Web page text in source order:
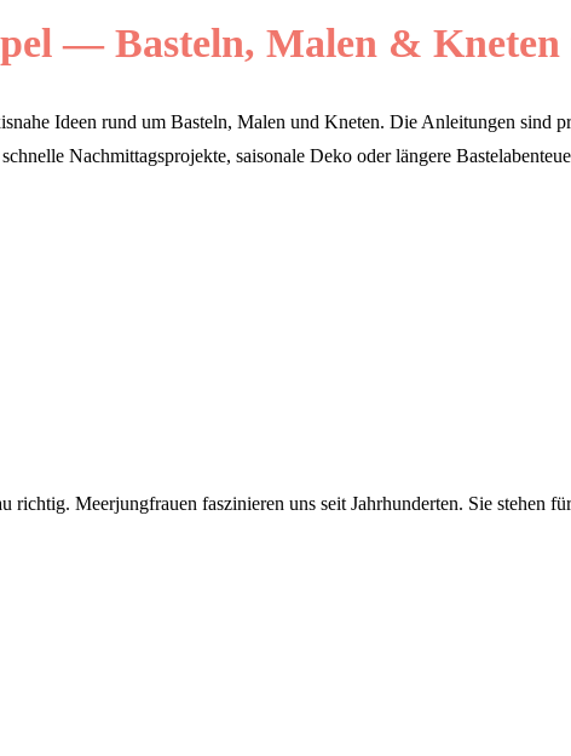
— Basteln, Malen & Kneten
Ideen rund um Basteln, Malen und Kneten. Die Anleitungen sind
Nachmittagsprojekte, saisonale Deko oder längere
Meerjungfrauen faszinieren uns seit Jahrhunderten. Sie stehen